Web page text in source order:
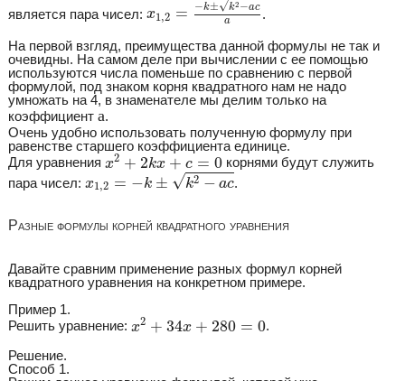
является пара чисел: x1,2 = −k±√k2 −ac
a
.
На первой взгляд, преимущества данной формулы не так и
очевидны. На самом деле при вычислении с ее помощью
используются числа поменьше по сравнению с первой
формулой, под знаком корня квадратного нам не надо
умножать на 4, в знаменателе мы делим только на
коэффициент а
а.
Очень удобно использовать полученную формулу при
равенстве старшего коэффициента единице.
Для уравнения x2 + 2kx + c = 0
x2+2kx+c=0
корнями будут служить
пара чисел: x1,2 = −k ± √k2 − ac
x1 ,2 − k±k2 − ac
.
Разные формулы корней квадратного уравнения
Давайте сравним применение разных формул корней
квадратного уравнения на конкретном примере.
Пример 1.
Решить уравнение: x2 + 34x + 280 = 0
2 34 x 280=0
.
Решение.
Способ 1.